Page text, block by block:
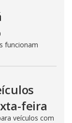
funcionam
feira
veículos com